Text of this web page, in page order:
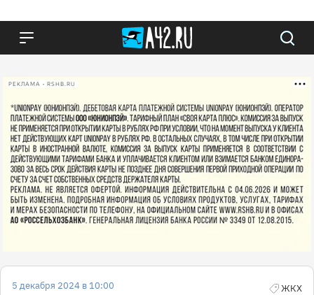
РЕКЛАМА • RSHB.RU
5 декабря 2024 в 10:00 ЖКХ